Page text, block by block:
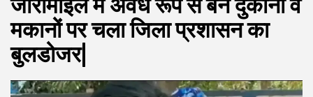
जीरोमाइल में अवैध रूप से बने दुकानों व
मकानों पर चला जिला प्रशासन का
बुलडोजर|